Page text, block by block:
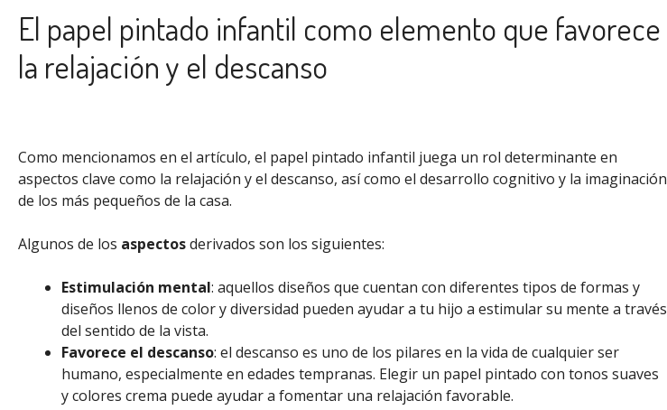
El papel pintado infantil como elemento que favorece
la relajación y el descanso
Como mencionamos en el artículo, el papel pintado infantil juega un rol determinante en
aspectos clave como la relajación y el descanso, así como el desarrollo cognitivo y la imaginación
de los más pequeños de la casa.
Algunos de los aspectosderivados son los siguientes:
Estimulación mental: aquellos diseños que cuentan con diferentes tipos de formas y
diseños llenos de color y diversidad pueden ayudar a tu hijo a estimular su mente a través
del sentido de la vista.
Favorece el descanso: el descanso es uno de los pilares en la vida de cualquier ser
humano, especialmente en edades tempranas. Elegir un papel pintado con tonos suaves
y colores crema puede ayudar a fomentar una relajación favorable.